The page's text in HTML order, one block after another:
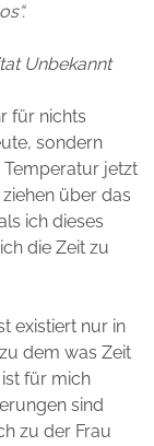
Unbekannt
für nichts
sondern
Temperatur jetzt
über das
ich dieses
die Zeit zu
existiert nur in
dem was Zeit
für mich
sind
zu der Frau